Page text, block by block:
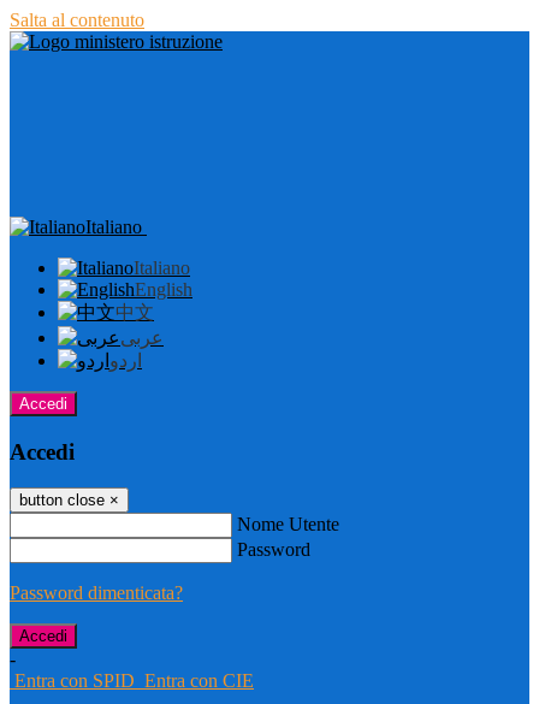
Salta al contenuto
Italiano
Italiano
English
中文
عربى
اردو
Accedi
Accedi
button close ×
Nome Utente
Password
Password dimenticata?
-
Entra con SPID Entra con CIE